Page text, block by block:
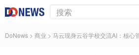
DoNews > 商业 > 马云现身云谷学校交流AI：核心